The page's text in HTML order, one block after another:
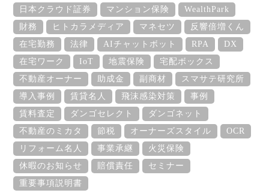
日本クラウド証券
マンション保険
WealthPark
財務
ヒトカラメディア マネセツ
反響倍増くん
在宅勤務
法律 AIチャットボット RPA
DX
在宅ワーク
IoT 地震保険
宅配ボックス
不動産オーナー
助成金 副商材
スマサテ研究所
導入事例
賃貸名人 飛沫感染対策
事例
賃料査定
ダンゴセレクト
ダンゴネット
不動産のミカタ
節税 オーナーズスタイル
OCR
リフォーム名人
事業承継
火災保険
休暇のお知らせ
賠償責任
セミナー
重要事項説明書